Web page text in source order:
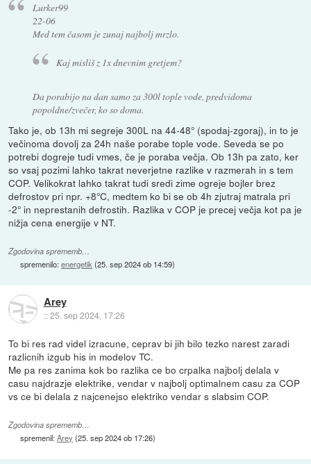
Lurker99
22-06
Med tem časom je zunaj najbolj mrzlo.
Kaj misliš z 1x dnevnim gretjem?
Da porabijo na dan samo za 300l tople vode, predvidoma
popoldne/zvečer, ko so doma.
Tako je, ob 13h mi segreje 300L na 44-48° (spodaj-zgoraj), in to je
večinoma dovolj za 24h naše porabe tople vode. Seveda se po
potrebi dogreje tudi vmes, če je poraba večja. Ob 13h pa zato, ker
so vsaj pozimi lahko takrat neverjetne razlike v razmerah in s tem
COP. Velikokrat lahko takrat tudi sredi zime ogreje bojler brez
defrostov pri npr. +8°C, medtem ko bi se ob 4h zjutraj matrala pri
-2° in neprestanih defrostih. Razlika v COP je precej večja kot pa je
nižja cena energije v NT.
Zgodovina sprememb…
spremenilo:energetik (25. sep 2024 ob 14:59)
Arey
::25. sep 2024, 17:26
To bi res rad videl izracune, ceprav bi jih bilo tezko narest zaradi
razlicnih izgub his in modelov TC.
Me pa res zanima kok bo razlika ce bo crpalka najbolj delala v
casu najdrazje elektrike, vendar v najbolj optimalnem casu za COP
vs ce bi delala z najcenejso elektriko vendar s slabsim COP.
Zgodovina sprememb…
spremenil:Arey (25. sep 2024 ob 17:26)